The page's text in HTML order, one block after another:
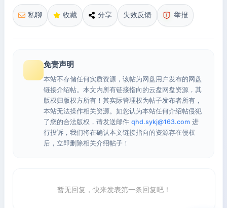
私聊 收藏 分享 失效反馈 举报
免责声明
本站不存储任何实质资源，该帖为网盘用户发布的网盘
链接介绍帖。本文内所有链接指向的云盘网盘资源，其
版权归版权方所有！其实际管理权为帖子发布者所有，
本站无法操作相关资源。如您认为本站任何介绍帖侵犯
了您的合法版权，请发送邮件 qhd.sykj@163.com 进
行投诉，我们将在确认本文链接指向的资源存在侵权
后，立即删除相关介绍帖子！
暂无回复，快来发表第一条回复吧！